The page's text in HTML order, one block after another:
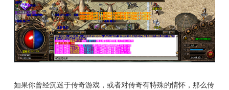
如果你曾经沉迷于传奇游戏，或者对传奇有特殊的情怀，那么传